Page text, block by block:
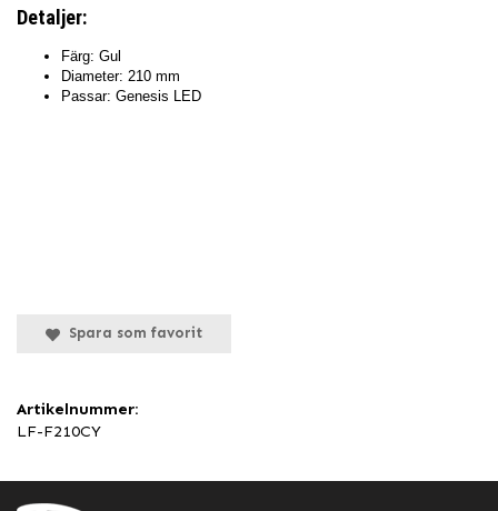
Detaljer:
Färg: Gul
Diameter: 210 mm
Passar: Genesis LED
Spara som favorit
Artikelnummer:
LF-F210CY